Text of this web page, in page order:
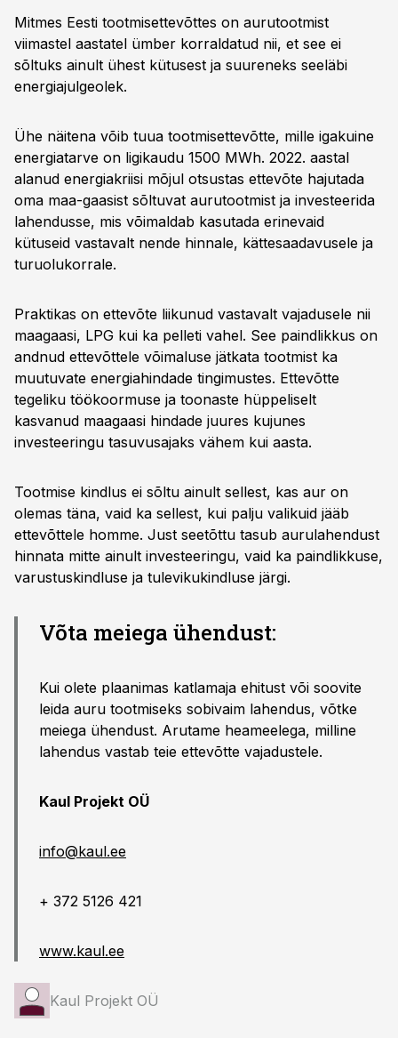
Mitmes Eesti tootmisettevõttes on aurutootmist
viimastel aastatel ümber korraldatud nii, et see ei
sõltuks ainult ühest kütusest ja suureneks seeläbi
energiajulgeolek.
Ühe näitena võib tuua tootmisettevõtte, mille igakuine
energiatarve on ligikaudu 1500 MWh. 2022. aastal
alanud energiakriisi mõjul otsustas ettevõte hajutada
oma maa-gaasist sõltuvat aurutootmist ja investeerida
lahendusse, mis võimaldab kasutada erinevaid
kütuseid vastavalt nende hinnale, kättesaadavusele ja
turuolukorrale.
Praktikas on ettevõte liikunud vastavalt vajadusele nii
maagaasi, LPG kui ka pelleti vahel. See paindlikkus on
andnud ettevõttele võimaluse jätkata tootmist ka
muutuvate energiahindade tingimustes. Ettevõtte
tegeliku töökoormuse ja toonaste hüppeliselt
kasvanud maagaasi hindade juures kujunes
investeeringu tasuvusajaks vähem kui aasta.
Tootmise kindlus ei sõltu ainult sellest, kas aur on
olemas täna, vaid ka sellest, kui palju valikuid jääb
ettevõttele homme. Just seetõttu tasub aurulahendust
hinnata mitte ainult investeeringu, vaid ka paindlikkuse,
varustuskindluse ja tulevikukindluse järgi.
Võta meiega ühendust:
Kui olete plaanimas katlamaja ehitust või soovite
leida auru tootmiseks sobivaim lahendus, võtke
meiega ühendust. Arutame heameelega, milline
lahendus vastab teie ettevõtte vajadustele.
Kaul Projekt OÜ
info@kaul.ee
+ 372 5126 421
www.kaul.ee
Kaul Projekt OÜ